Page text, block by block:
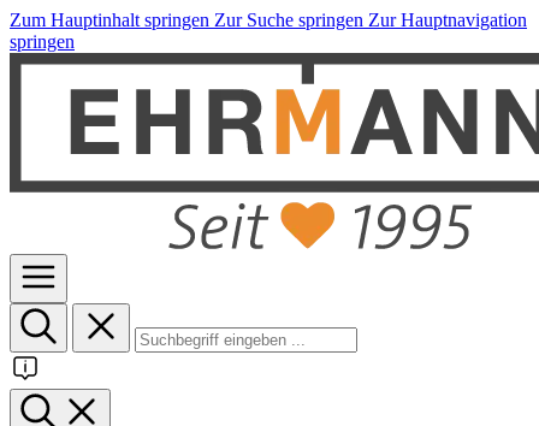
Zum Hauptinhalt springen Zur Suche springen Zur Hauptnavigation
springen